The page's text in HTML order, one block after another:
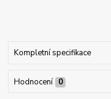
Kompletní specifikace
Hodnocení 0